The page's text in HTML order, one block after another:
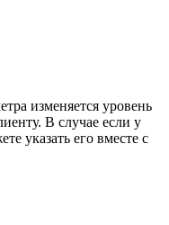
изменяется уровень
В случае если у
указать его вместе с